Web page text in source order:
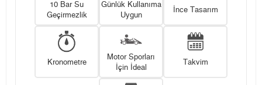
10 Bar Su
Geçirmezlik
Günlük Kullanıma
Uygun
İnce Tasarım
Kronometre
Motor Sporları
İçin İdeal
Takvim